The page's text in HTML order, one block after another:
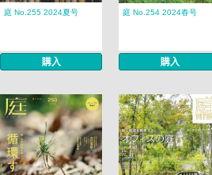
庭 No.255 2024夏号
購入
庭 No.254 2024春号
購入